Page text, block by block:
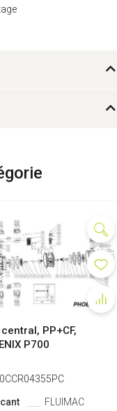
PP+CF,
P700
FLUIMAC